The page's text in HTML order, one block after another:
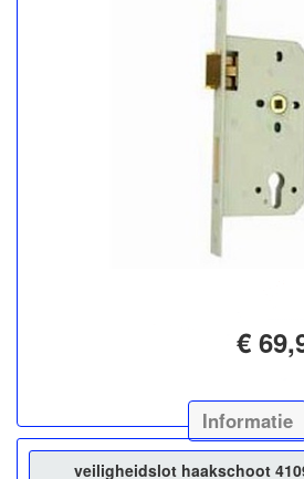
€
Informatie
veiligheidslot haakschoot